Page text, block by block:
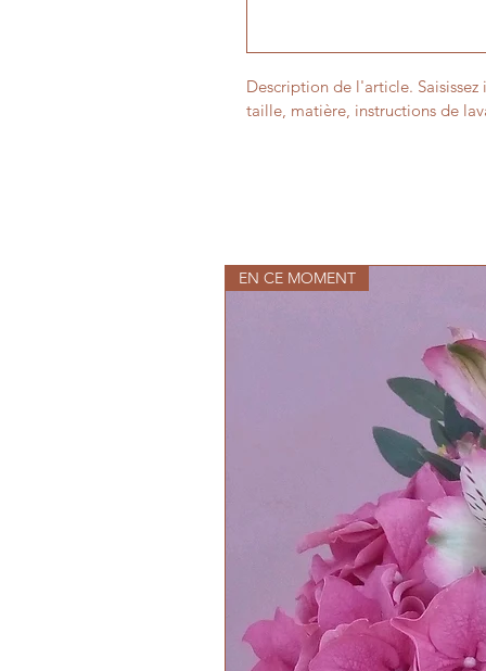
Description de l'article.
taille, matière, instructions de
EN CE MOMENT